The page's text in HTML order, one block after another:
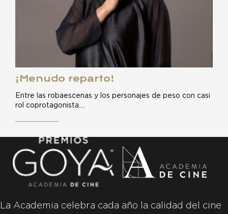
¡Menudo reparto!
Entre las robaescenas y los personajes de peso con casi
rol coprotagonista.…
La Academia celebra cada año la calidad del cine